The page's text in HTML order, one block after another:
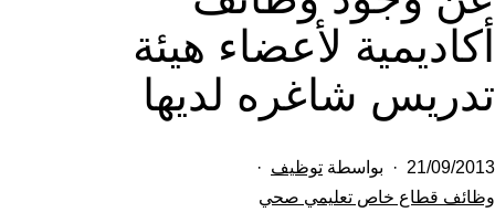
أكاديمية لأعضاء هيئة
تدريس شاغره لديها
تم
النشر
21/09/2013 بواسطة توظيف
مصنف
وظائف قطاع خاص تعليمي صحي